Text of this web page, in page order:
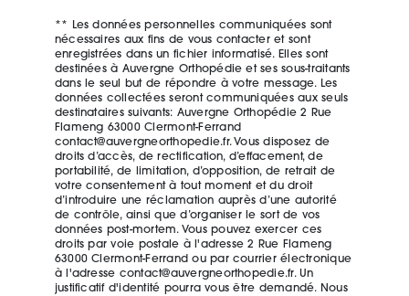
** Les données personnelles communiquées sont
nécessaires aux fins de vous contacter et sont
enregistrées dans un fichier informatisé. Elles sont
destinées à Auvergne Orthopédie et ses sous-traitants
dans le seul but de répondre à votre message. Les
données collectées seront communiquées aux seuls
destinataires suivants: Auvergne Orthopédie 2 Rue
Flameng 63000 Clermont-Ferrand
contact@auvergneorthopedie.fr. Vous disposez de
droits d’accès, de rectification, d’effacement, de
portabilité, de limitation, d’opposition, de retrait de
votre consentement à tout moment et du droit
d’introduire une réclamation auprès d’une autorité
de contrôle, ainsi que d’organiser le sort de vos
données post-mortem. Vous pouvez exercer ces
droits par voie postale à l'adresse 2 Rue Flameng
63000 Clermont-Ferrand ou par courrier électronique
à l'adresse contact@auvergneorthopedie.fr. Un
justificatif d'identité pourra vous être demandé. Nous